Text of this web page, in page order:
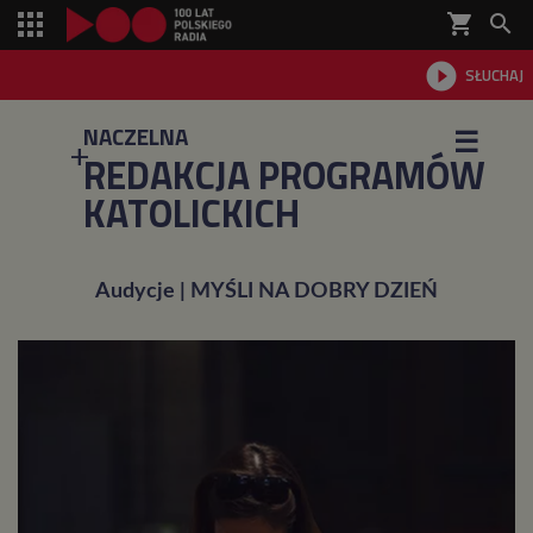
shopping_cart 
 SŁUCHAJ

NACZELNA
REDAKCJA PROGRAMÓW
KATOLICKICH
☰
Audycje | MYŚLI NA DOBRY DZIEŃ